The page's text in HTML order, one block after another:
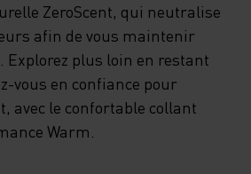
ZeroScent, qui neutralise
afin de vous maintenir
Explorez plus loin en restant
vous en confiance pour
avec le confortable collant
Warm.